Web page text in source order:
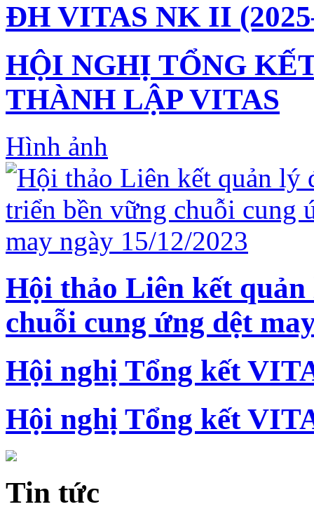
ĐH VITAS NK II
HỘI NGHỊ TỔNG
THÀNH LẬP VITAS
Hình ảnh
Hội thảo Liên kết
chuỗi cung ứng dệt
Hội nghị Tổng kết
Hội nghị Tổng kết
Tin tức